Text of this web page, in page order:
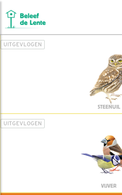
UITGEVLOGEN
STEENUIL
UITGEVLOGEN
VIJVER